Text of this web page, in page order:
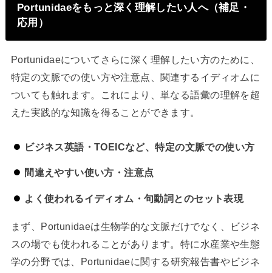
Portunidaeをもっと深く理解したい人へ（補足・
応用）
Portunidaeについてさらに深く理解したい方のために、
特定の文脈での使い方や注意点、関連するイディオムに
ついても触れます。これにより、単なる語彙の理解を超
えた実践的な知識を得ることができます。
ビジネス英語・TOEICなど、特定の文脈での使い方
間違えやすい使い方・注意点
よく使われるイディオム・句動詞とのセット表現
まず、Portunidaeは生物学的な文脈だけでなく、ビジネ
スの場でも使われることがあります。特に水産業や生態
学の分野では、Portunidaeに関する研究報告書やビジネ